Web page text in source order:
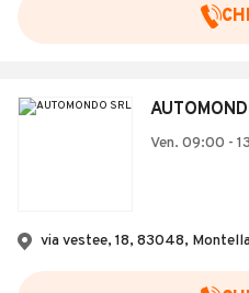
Ven. 09:00 -
via vestee, 18, 83048,